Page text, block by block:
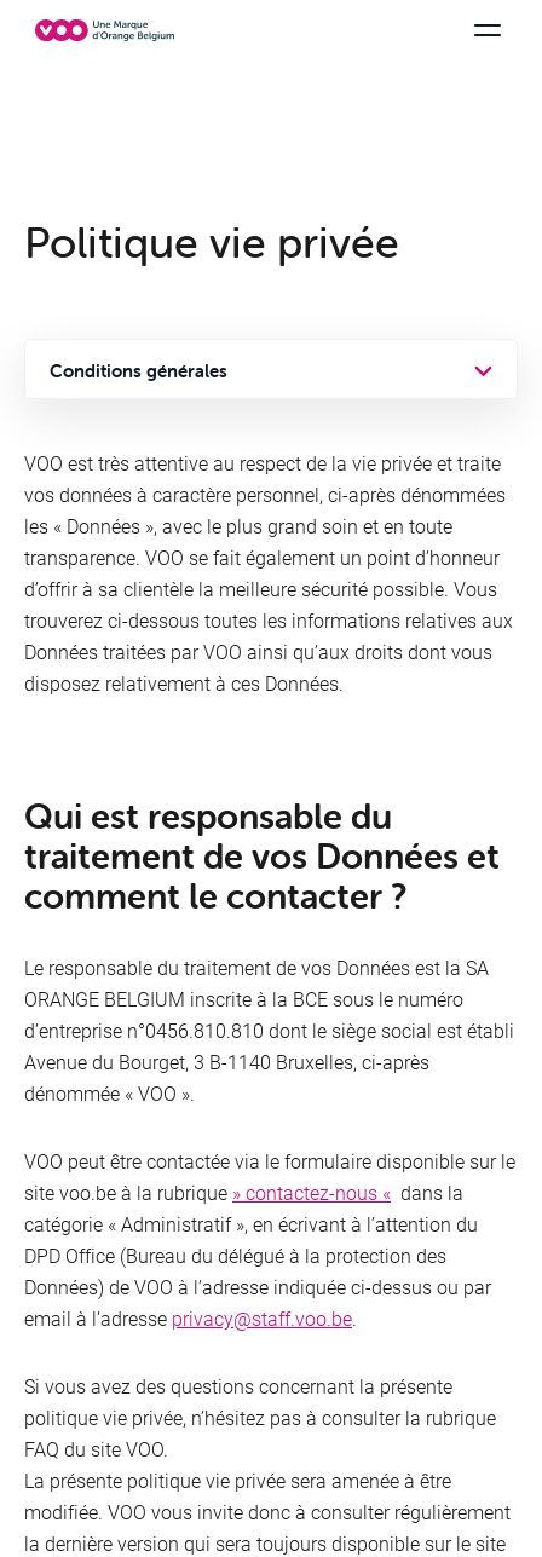
Politique vie privée
Conditions générales
Cookies
Gestion du réseau
Indicateurs de qualité
Coordonnées de l’entreprise
Divulgation
Fabricant de dispositifs fixes
Régulation
VOO est très attentive au respect de la vie privée et traite
vos données à caractère personnel, ci-après dénommées
les « Données », avec le plus grand soin et en toute
transparence. VOO se fait également un point d’honneur
d’offrir à sa clientèle la meilleure sécurité possible. Vous
trouverez ci-dessous toutes les informations relatives aux
Données traitées par VOO ainsi qu’aux droits dont vous
disposez relativement à ces Données.
Qui est responsable du
traitement de vos Données et
comment le contacter ?
Le responsable du traitement de vos Données est la SA
ORANGE BELGIUM inscrite à la BCE sous le numéro
d’entreprise n°0456.810.810 dont le siège social est établi
Avenue du Bourget, 3 B-1140 Bruxelles, ci-après
dénommée « VOO ».
VOO peut être contactée via le formulaire disponible sur le
site voo.be à la rubrique » contactez-nous « dans la
catégorie « Administratif », en écrivant à l’attention du
DPD Office (Bureau du délégué à la protection des
Données) de VOO à l’adresse indiquée ci-dessus ou par
email à l’adresse privacy@staff.voo.be.
Si vous avez des questions concernant la présente
politique vie privée, n’hésitez pas à consulter la rubrique
FAQ du site VOO.
La présente politique vie privée sera amenée à être
modifiée. VOO vous invite donc à consulter régulièrement
la dernière version qui sera toujours disponible sur le site